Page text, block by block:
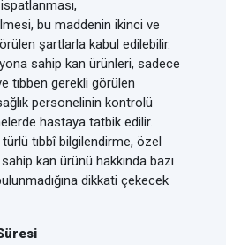
bu maddenin ikinci ve
şartlarla kabul edilebilir.
sahip kan ürünleri, sadece
tıbben gerekli görülen
personelinin kontrolü
hastaya tatbik edilir.
tıbbî bilgilendirme, özel
kan ürünü hakkında bazı
dikkati çekecek